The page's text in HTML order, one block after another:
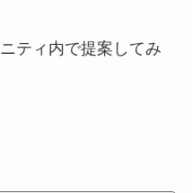
ティ内で提案してみ